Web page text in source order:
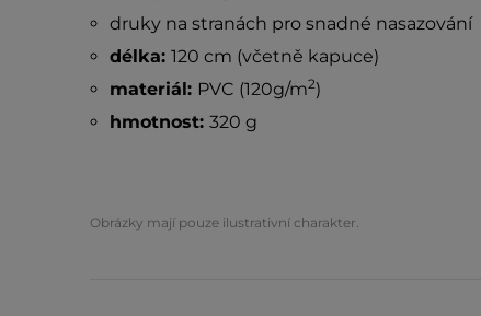
druky na stranách pro snadné nasazování
délka: 120 cm (včetně kapuce)
materiál: PVC (120g/m2)
hmotnost: 320 g
Obrázky mají pouze ilustrativní charakter.